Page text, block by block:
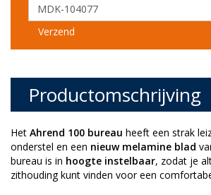
Verzend
Productomschrijving
Het Ahrend 100 bureau heeft een strak
onderstel en een nieuw melamine blad
bureau is in hoogte instelbaar, zodat je
zithouding kunt vinden voor een